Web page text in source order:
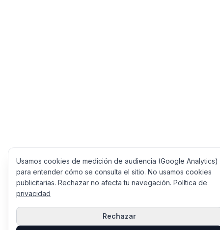
de madurez en adopción de IA?
Usamos cookies de medición de audiencia (Google Analytics)
para entender cómo se consulta el sitio. No usamos cookies
publicitarias. Rechazar no afecta tu navegación. Política de
privacidad
Rechazar